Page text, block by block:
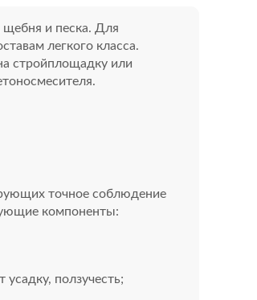
щебня и песка. Для
легкого класса.
стройплощадку или
точное соблюдение
компоненты:
ползучесть;